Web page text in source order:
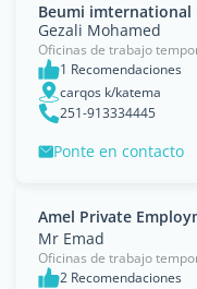
Beumi imternational
Gezali Mohamed
Oficinas de trabajo
1 Recomendaciones
carqos k/katema
251-913334445
Ponte en contacto
Amel Private
Mr Emad
Oficinas de trabajo
2 Recomendaciones